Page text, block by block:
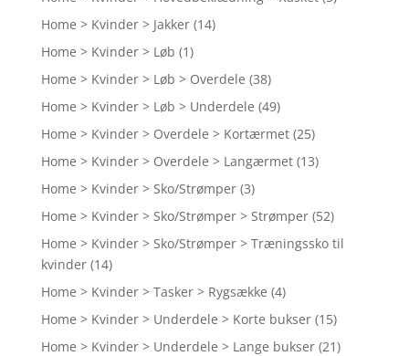
Home > Kvinder > Jakker (14)
Home > Kvinder > Løb (1)
Home > Kvinder > Løb > Overdele (38)
Home > Kvinder > Løb > Underdele (49)
Home > Kvinder > Overdele > Kortærmet (25)
Home > Kvinder > Overdele > Langærmet (13)
Home > Kvinder > Sko/Strømper (3)
Home > Kvinder > Sko/Strømper > Strømper (52)
Home > Kvinder > Sko/Strømper > Træningssko til
kvinder (14)
Home > Kvinder > Tasker > Rygsække (4)
Home > Kvinder > Underdele > Korte bukser (15)
Home > Kvinder > Underdele > Lange bukser (21)